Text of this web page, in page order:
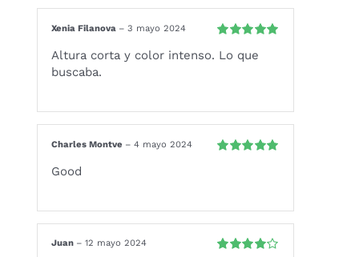
con 5de 5
Xenia Filanova – 3 mayo 2024
Altura corta y color intenso. Lo que
buscaba.
Charles Montve – 4 mayo 2024
Good
Juan – 12 mayo 2024